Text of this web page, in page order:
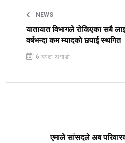
NEWS
यातायात विभागले रोकिएका सबै
वर्षभन्दा कम म्यादको छपाई स्थगित
6 घण्टा अगाडी
एमाले सांसदले अब